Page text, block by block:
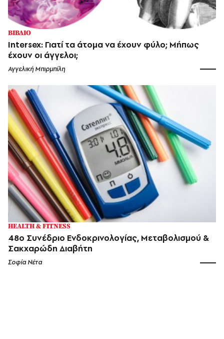
ΒΙΒΛΙΟ
Intersex: Γιατί τα άτομα να έχουν φύλο; Μήπως
έχουν οι άγγελοι;
Αγγελική Μπιρμπίλη
HEALTH & FITNESS
48ο Συνέδριο Ενδοκρινολογίας, Μεταβολισμού &
Σακχαρώδη Διαβήτη
Σοφία Νέτα